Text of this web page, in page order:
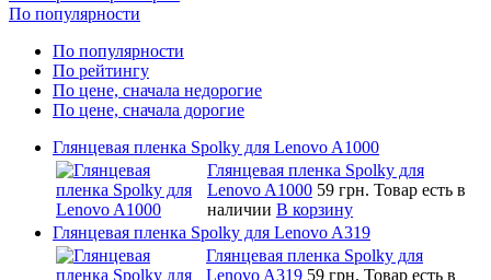
По популярности
По популярности
По рейтингу
По цене, сначала недорогие
По цене, сначала дорогие
Глянцевая пленка Spolky для Lenovo A1000
Глянцевая пленка Spolky для
Lenovo A1000 59 грн. Товар есть в
наличии В корзину
Глянцевая пленка Spolky для Lenovo A319
Глянцевая пленка Spolky для
Lenovo A319 59 грн. Товар есть в